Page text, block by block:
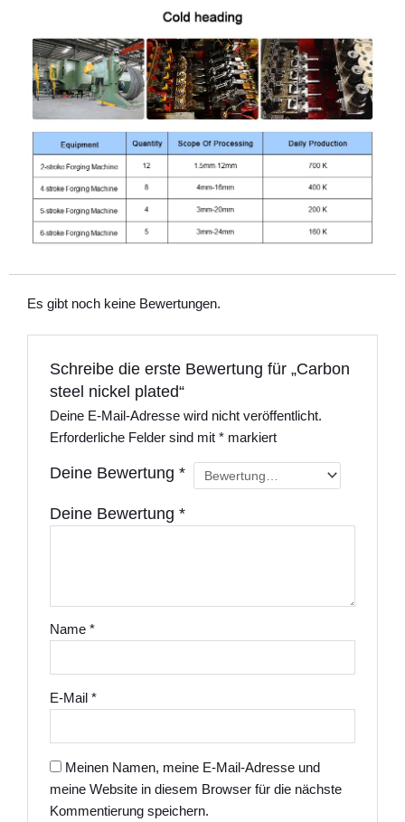
Es gibt noch keine Bewertungen.
Schreibe die erste Bewertung für „Carbon
steel nickel plated“
Deine E-Mail-Adresse wird nicht veröffentlicht.
Erforderliche Felder sind mit* markiert
Deine Bewertung*
Deine Bewertung*
Name*
E-Mail*
Meinen Namen, meine E-Mail-Adresse und
meine Website in diesem Browser für die nächste
Kommentierung speichern.